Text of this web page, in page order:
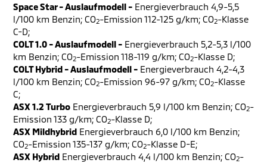
Space Star - Auslaufmodell - Energieverbrauch 4,9-5,5
l/100 km Benzin; CO2-Emission 112-125 g/km; CO2-Klasse
C-D;
COLT 1.0 - Auslaufmodell - Energieverbrauch 5,2-5,3 l/100
km Benzin; CO2-Emission 118-119 g/km; CO2-Klasse D;
COLT Hybrid - Auslaufmodell - Energieverbrauch 4,2-4,3
l/100 km Benzin; CO2-Emission 96-97 g/km; CO2-Klasse
C;
ASX 1.2 Turbo Energieverbrauch 5,9 l/100 km Benzin; CO2-
Emission 133 g/km; CO2-Klasse D;
ASX Mildhybrid Energieverbrauch 6,0 l/100 km Benzin;
CO2-Emission 135-137 g/km; CO2-Klasse D-E;
ASX Hybrid Energieverbrauch 4,4 l/100 km Benzin; CO2-